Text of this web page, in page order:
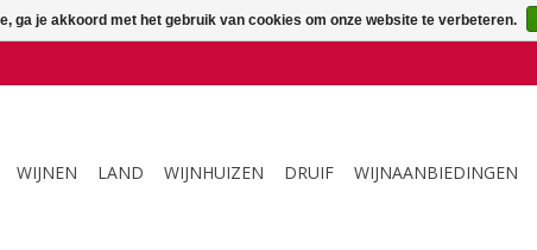
WIJNEN LAND WIJNHUIZEN DRUIF WIJNAANBIEDINGEN
ga je akkoord met het gebruik van cookies om onze website te verbeteren.